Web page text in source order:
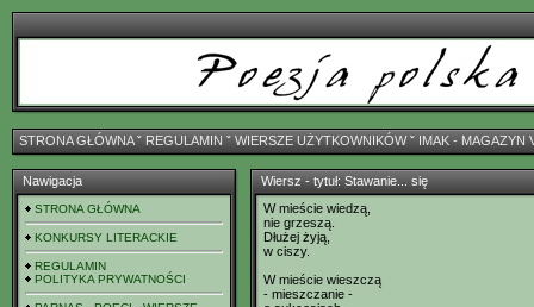
STRONA GŁÓWNAˇ REGULAMIN ˇ WIERSZE UŻYTKOWNIKÓWˇ IMAK - MAGAZYN
Nawigacja
STRONA GŁÓWNA
KONKURSY LITERACKIE
REGULAMIN
POLITYKA PRYWATNOŚCI
Wiersz - tytuł: Stawanie... się
W mieście wiedzą,
nie grzeszą.
Dłużej żyją,
w ciszy.
W mieście wieszczą
- mieszczanie -